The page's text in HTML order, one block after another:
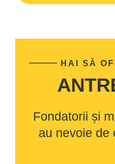
HAI SĂ
Fondatorii și
au nevoie de